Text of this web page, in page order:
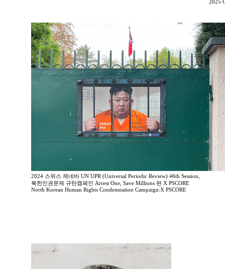
2025
2024 스위스 제네바 UN UPR (Universal Periodic Review) 46th Session,
북한인권문제 규탄캠페인 Arrest One, Save Millions 편 X PSCORE
North Korean Human Rights Condemnation Campaign:X PSCORE